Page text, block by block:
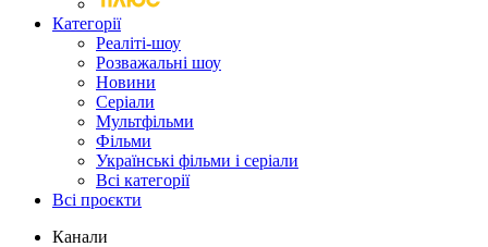
Категорії
Реаліті-шоу
Розважальні шоу
Новини
Серіали
Мультфільми
Фільми
Українські фільми і серіали
Всі категорії
Всі проєкти
Канали